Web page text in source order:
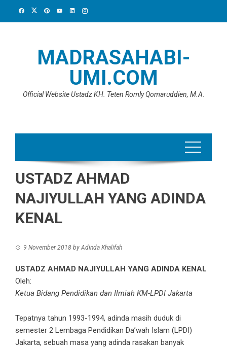
MADRASAHABI-
UMI.COM
Official Website Ustadz KH. Teten Romly Qomaruddien, M.A.
USTADZ AHMAD
NAJIYULLAH YANG ADINDA
KENAL
9 November 2018 byAdinda Khalifah
USTADZ AHMAD NAJIYULLAH YANG ADINDA KENAL
Oleh:
Ketua Bidang Pendidikan dan Ilmiah KM-LPDI Jakarta
Tepatnya tahun 1993-1994, adinda masih duduk di
semester 2 Lembaga Pendidikan Da’wah Islam (LPDI)
Jakarta, sebuah masa yang adinda rasakan banyak